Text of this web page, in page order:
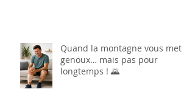
Quand la montagne vous met à
genoux… mais pas pour
longtemps ! 🌄